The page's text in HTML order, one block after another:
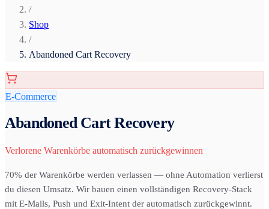
/
Shop
/
Abandoned Cart Recovery
E-Commerce
Abandoned Cart Recovery
Verlorene Warenkörbe automatisch zurückgewinnen
70% der Warenkörbe werden verlassen — ohne Automation verlierst
du diesen Umsatz. Wir bauen einen vollständigen Recovery-Stack
mit E-Mails, Push und Exit-Intent der automatisch zurückgewinnt.